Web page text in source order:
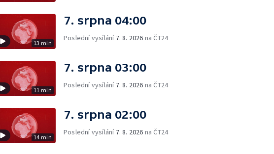
13 min
7. srpna 04:00
Poslední vysílání 7. 8. 2026 na ČT24
11 min
7. srpna 03:00
Poslední vysílání 7. 8. 2026 na ČT24
14 min
7. srpna 02:00
Poslední vysílání 7. 8. 2026 na ČT24